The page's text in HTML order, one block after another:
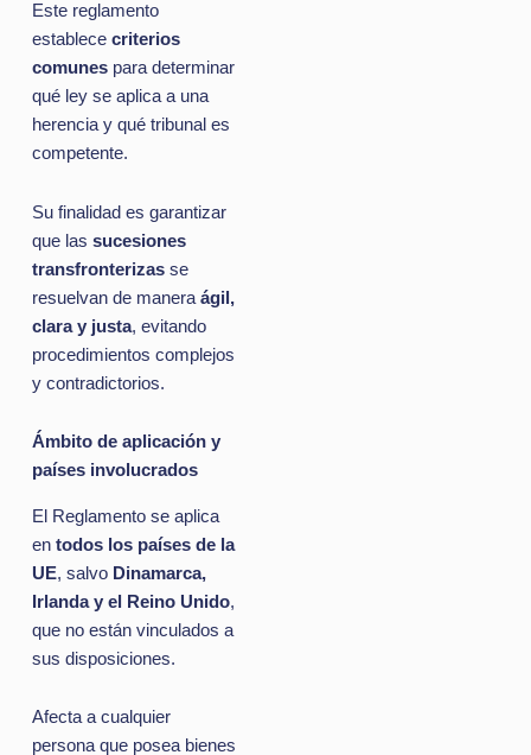
Este reglamento
establece criterios
comunespara determinar
qué ley se aplica a una
herencia y qué tribunal es
competente.
Su finalidad es garantizar
que las sucesiones
transfronterizasse
resuelvan de manera ágil,
clara y justa, evitando
procedimientos complejos
y contradictorios.
Ámbito de aplicación y
países involucrados
El Reglamento se aplica
en todos los países de la
UE, salvo Dinamarca,
Irlanda y el Reino Unido,
que no están vinculados a
sus disposiciones.
Afecta a cualquier
persona que posea bienes